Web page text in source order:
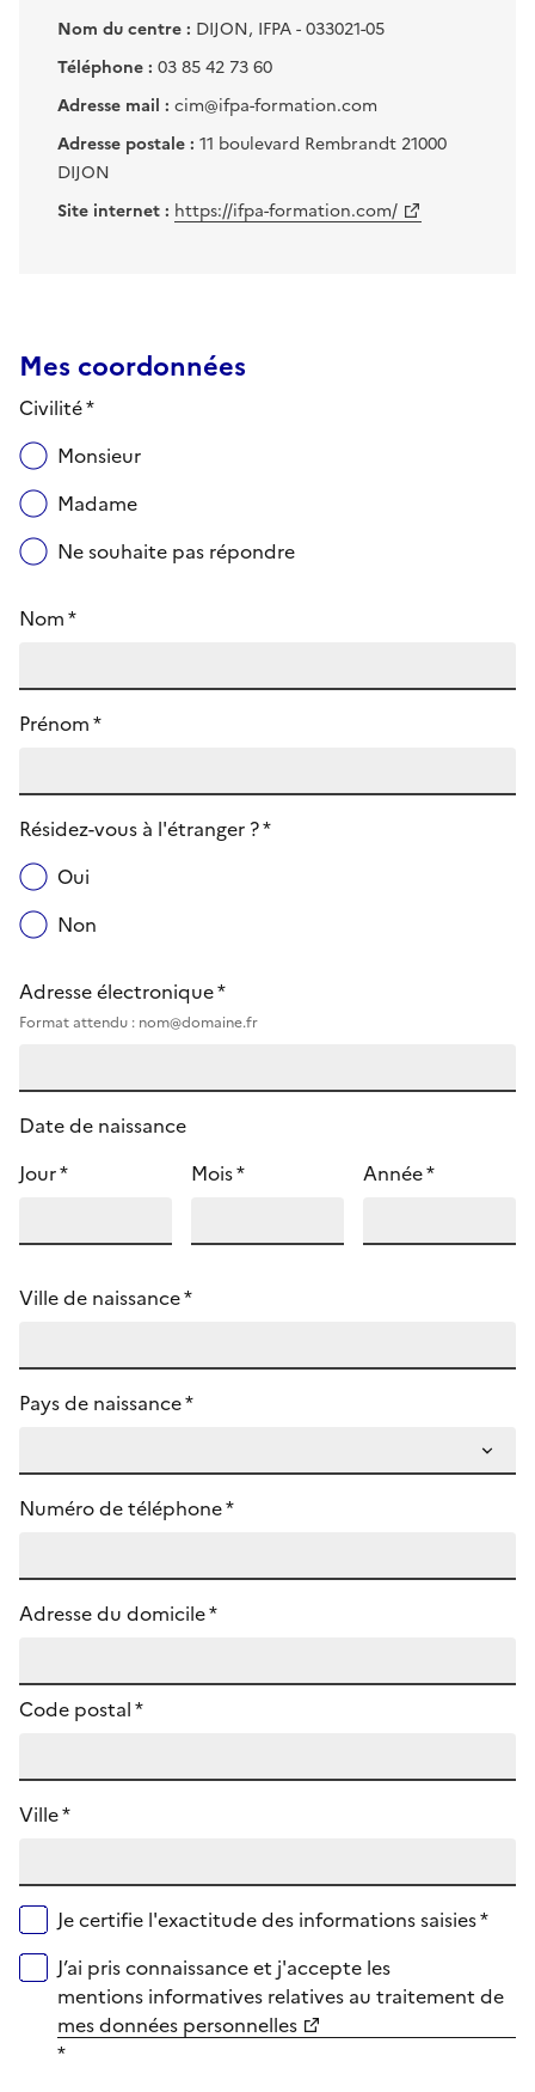
Nom du centre : DIJON, IFPA - 033021-05
Téléphone : 03 85 42 73 60
Adresse mail : cim@ifpa-formation.com
Adresse postale : 11 boulevard Rembrandt 21000
DIJON
Site internet : https://ifpa-formation.com/
Mes coordonnées
Civilité *
Monsieur
Madame
Ne souhaite pas répondre
Nom *
Prénom *
Résidez-vous à l'étranger ? *
Oui
Non
Adresse électronique *
Format attendu : nom@domaine.fr
Date de naissance
Jour *
Mois * Année *
Ville de naissance *
Pays de naissance *
Numéro de téléphone *
Adresse du domicile *
Code postal*
Ville *
Je certifie l'exactitude des informations saisies *
J’ai pris connaissance et j'accepte les
mentions informatives relatives au traitement de
mes données personnelles
*